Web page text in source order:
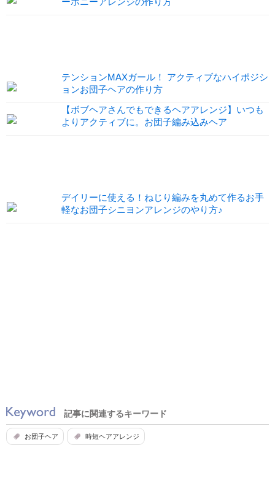
テンションMAXガール！ アクティブなハイポジシ
ョンお団子ヘアの作り方
【ボブヘアさんでもできるヘアアレンジ】いつも
よりアクティブに。お団子編み込みヘア
デイリーに使える！ねじり編みを丸めて作るお手
軽なお団子シニヨンアレンジのやり方♪
記事に関連するキーワード
お団子ヘア 時短ヘアアレンジ